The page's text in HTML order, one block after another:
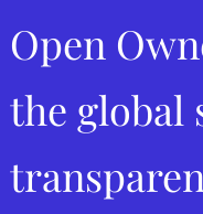
Open
the global